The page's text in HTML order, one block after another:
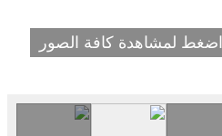
اضغط لمشاهدة كافة الصور